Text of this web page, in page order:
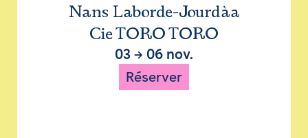
Nans Laborde-Jourdàa
Cie TORO TORO
03 → 06 nov.
Réserver